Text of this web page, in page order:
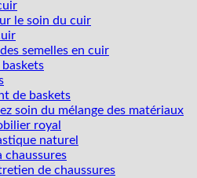
le soin du cuir
semelles en cuir
de baskets
soin du mélange des matériaux
royal
naturel
chaussures
de chaussures